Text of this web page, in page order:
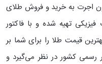
اجرت به خرید و فروش طلای
تهیه شده و با فاکتور
قیمت طلا را برای شما بر
رسمی کشور در نظر می‌گیرد و